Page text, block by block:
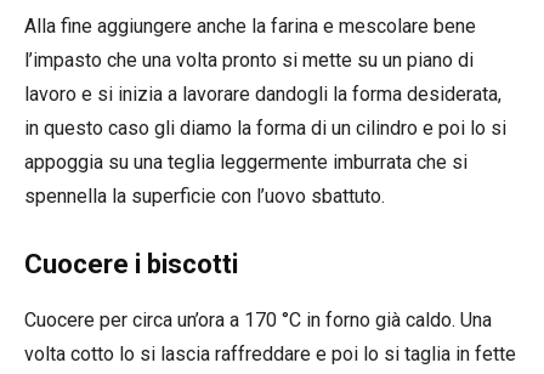
Alla fine aggiungere anche la farina e mescolare bene
l’impasto che una volta pronto si mette su un piano di
lavoro e si inizia a lavorare dandogli la forma desiderata,
in questo caso gli diamo la forma di un cilindro e poi lo si
appoggia su una teglia leggermente imburrata che si
spennella la superficie con l’uovo sbattuto.
Cuocere i biscotti
Cuocere per circa un’ora a 170 °C in forno già caldo. Una
volta cotto lo si lascia raffreddare e poi lo si taglia in fette